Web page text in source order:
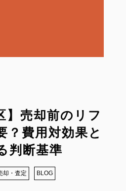
】売却前のリフ
？費用対効果と
判断基準
却・査定 BLOG